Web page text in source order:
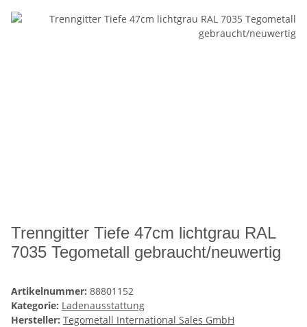
Trenngitter Tiefe 47cm lichtgrau RAL
7035 Tegometall gebraucht/neuwertig
Artikelnummer: 88801152
Kategorie: Ladenausstattung
Hersteller: Tegometall International Sales GmbH